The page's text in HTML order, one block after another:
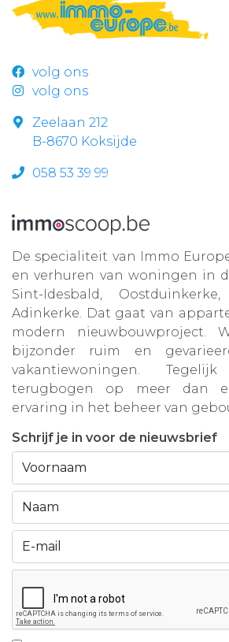
volg ons
volg ons
Zeelaan 212
B-8670 Koksijde
058 53 39 99
De specialiteit van Immo
en verhuren van woningen in
Sint-Idesbald,
Adinkerke. Dat gaat van
modern nieuwbouwproject.
bijzonder ruim en
vakantiewoningen.
terugbogen op meer dan
ervaring in het beheer van
Schrijf je in voor de nieuwsbrief